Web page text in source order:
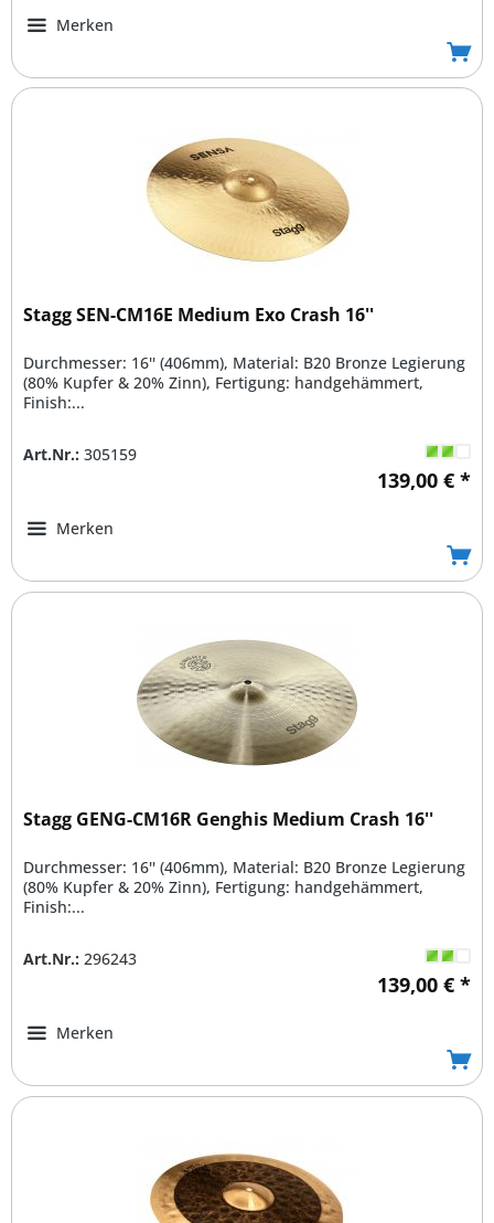
Merken
Stagg SEN-CM16E Medium Exo Crash 16''
Durchmesser: 16'' (406mm), Material: B20 Bronze Legierung
(80% Kupfer & 20% Zinn), Fertigung: handgehämmert,
Finish:...
Art.Nr.: 305159
139,00 € *
Merken
Stagg GENG-CM16R Genghis Medium Crash 16''
Durchmesser: 16'' (406mm), Material: B20 Bronze Legierung
(80% Kupfer & 20% Zinn), Fertigung: handgehämmert,
Finish:...
Art.Nr.: 296243
139,00 € *
Merken